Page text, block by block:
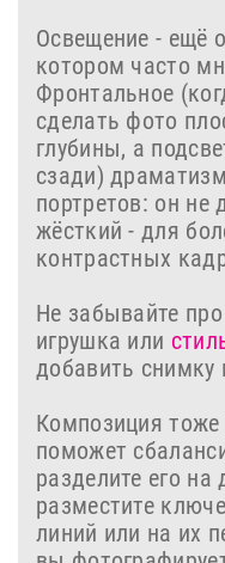
Освещение - ещё
котором часто
Фронтальное
сделать фото
глубины, а
сзади)
портретов: он не
жёсткий - для
контрастных
Не забывайте
игрушка или
добавить снимку
Композиция тоже
поможет
разделите его на
разместите
линий или на их